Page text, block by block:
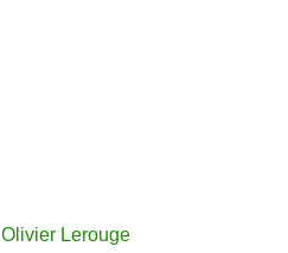
Olivier Lerouge